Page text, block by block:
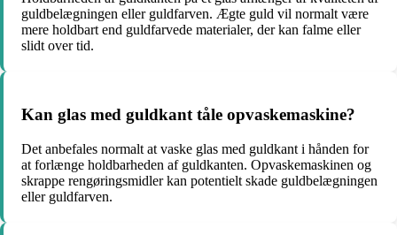
guldbelægningen eller guldfarven. Ægte guld vil normalt være
mere holdbart end guldfarvede materialer, der kan falme eller
slidt over tid.
Kan glas med guldkant tåle opvaskemaskine?
Det anbefales normalt at vaske glas med guldkant i hånden for
at forlænge holdbarheden af guldkanten. Opvaskemaskinen og
skrappe rengøringsmidler kan potentielt skade guldbelægningen
eller guldfarven.